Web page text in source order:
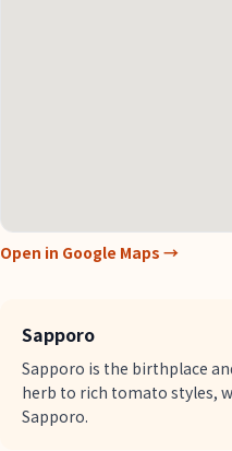
Open in Google Maps →
Sapporo
Sapporo is the birthplace
herb to rich tomato styles,
Sapporo.